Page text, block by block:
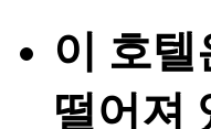
이 호
떨어져